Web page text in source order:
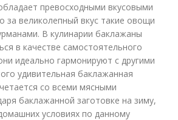
превосходными вкусовыми
за великолепный вкус такие овощи
В кулинарии баклажаны
в качестве самостоятельного
идеально гармонируют с другими
удивительная баклажанная
со всеми мясными
баклажанной заготовке на зиму,
условиях по данному